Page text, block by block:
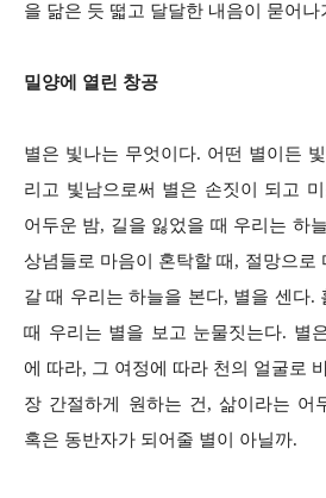
을 닮은 듯 떫고 달달한 내음이 묻어나
밀양에 열린 창공
별은 빛나는 무엇이다. 어떤 별이든
리고 빛남으로써 별은 손짓이 되고
어두운 밤, 길을 잃었을 때 우리는 하
상념들로 마음이 혼탁할 때, 절망으로
갈 때 우리는 하늘을 본다, 별을 센다.
때 우리는 별을 보고 눈물짓는다. 별
에 따라, 그 여정에 따라 천의 얼굴로
장 간절하게 원하는 건, 삶이라는 어
혹은 동반자가 되어줄 별이 아닐까.